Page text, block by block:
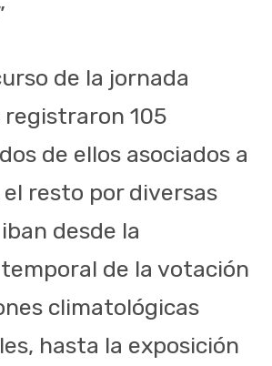
de la jornada
105
de ellos asociados a
el resto por diversas
desde la
de la votación
climatológicas
hasta la exposición